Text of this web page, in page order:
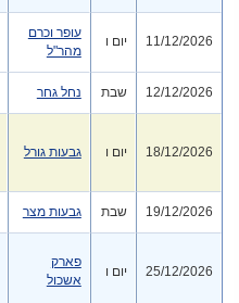
11/12/2026 יום ו
עופר וכרם
מהר"ל
12/12/2026 שבת נחל גחר
18/12/2026 יום ו גבעות גורל
19/12/2026 שבת גבעות מצר
25/12/2026 יום ו
פארק
אשכול